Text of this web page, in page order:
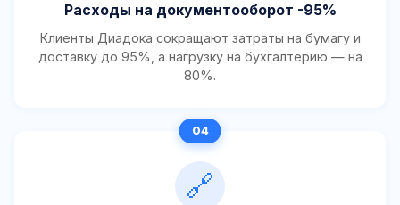
Расходы на документооборот -95%
Клиенты Диадока сокращают затраты на бумагу и
доставку до 95%, а нагрузку на бухгалтерию — на
80%.
🔗